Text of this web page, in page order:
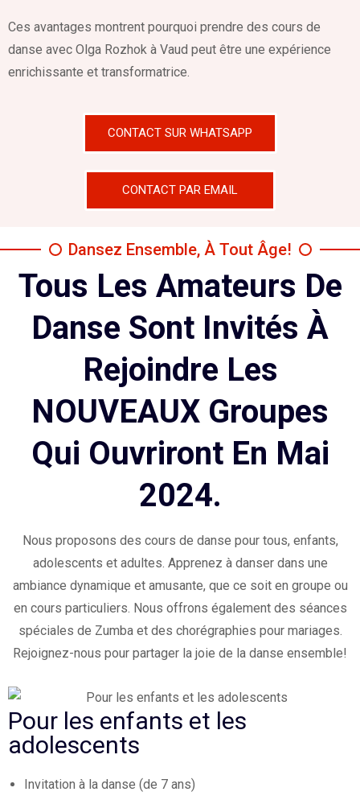
Ces avantages montrent pourquoi prendre des cours de
danse avec Olga Rozhok à Vaud peut être une expérience
enrichissante et transformatrice.
CONTACT SUR WHATSAPP
CONTACT PAR EMAIL
Dansez Ensemble, À Tout Âge!
Tous Les Amateurs De
Danse Sont Invités À
Rejoindre Les
NOUVEAUX Groupes
Qui Ouvriront En Mai
2024.
Nous proposons des cours de danse pour tous, enfants,
adolescents et adultes. Apprenez à danser dans une
ambiance dynamique et amusante, que ce soit en groupe ou
en cours particuliers. Nous offrons également des séances
spéciales de Zumba et des chorégraphies pour mariages.
Rejoignez-nous pour partager la joie de la danse ensemble!
Pour les enfants et les
adolescents
Invitation à la danse (de 7 ans)